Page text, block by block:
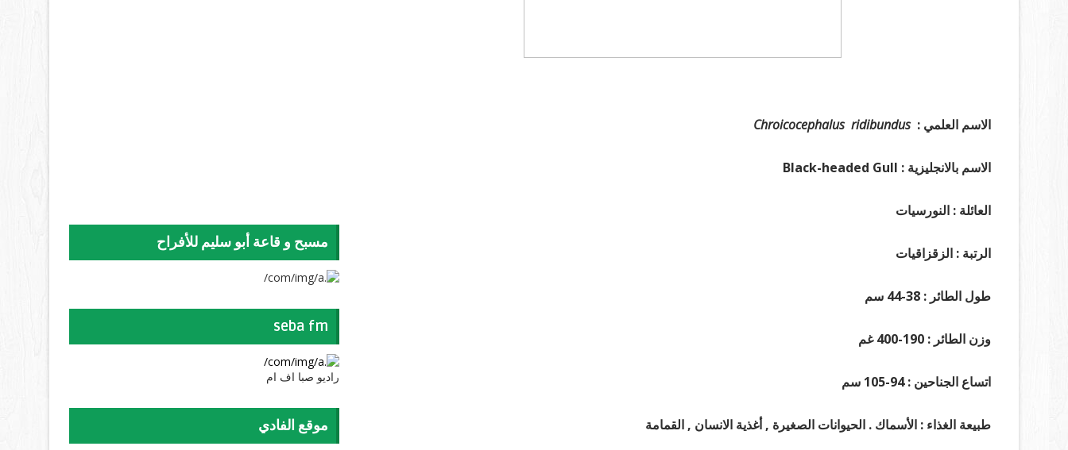
الاسم العلمي :Chroicocephalus ridibundus
الاسم بالانجليزية : Black-headed Gull
العائلة : النورسيات
الرتبة : الزقزاقيات
طول الطائر : 38-44 سم
وزن الطائر : 190-400 غم
اتساع الجناحين : 94-105 سم
طبيعة الغذاء : الأسماك . الحيوانات الصغيرة , أغذية الانسان , القمامة
مسبح و قاعة أبو سليم للأفراح
seba fm
راديو صبا اف ام
موقع الفادي